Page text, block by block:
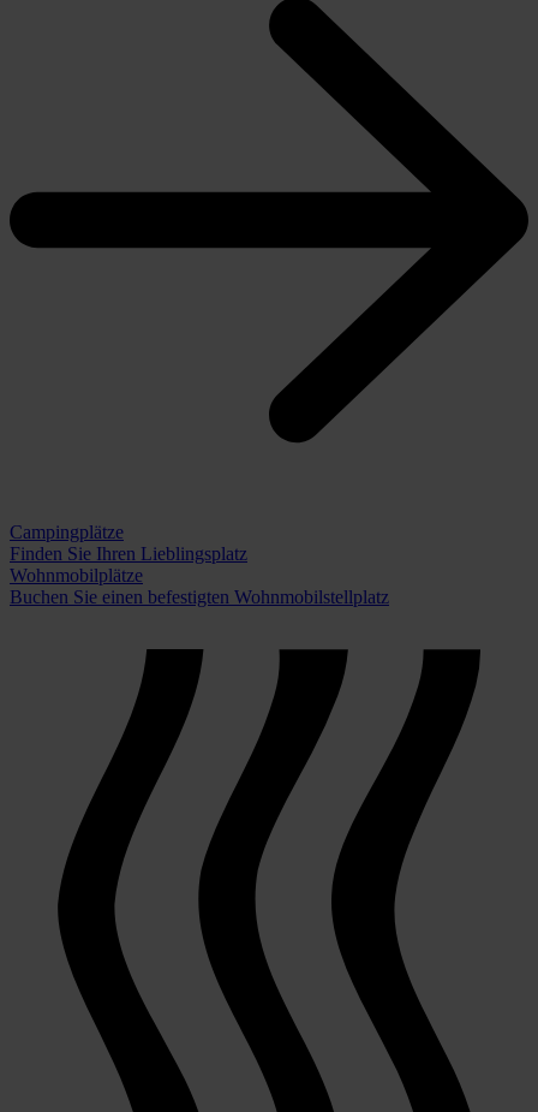
Campingplätze
Finden Sie Ihren Lieblingsplatz
Wohnmobilplätze
Buchen Sie einen befestigten Wohnmobilstellplatz